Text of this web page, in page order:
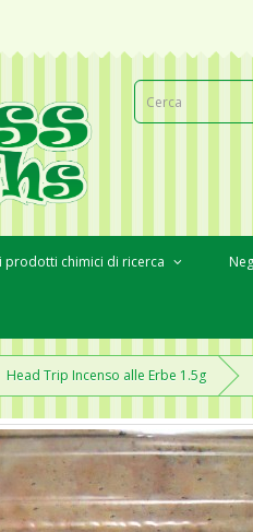
prodotti chimici di ricerca
Head Trip Incenso alle Erbe 1.5g